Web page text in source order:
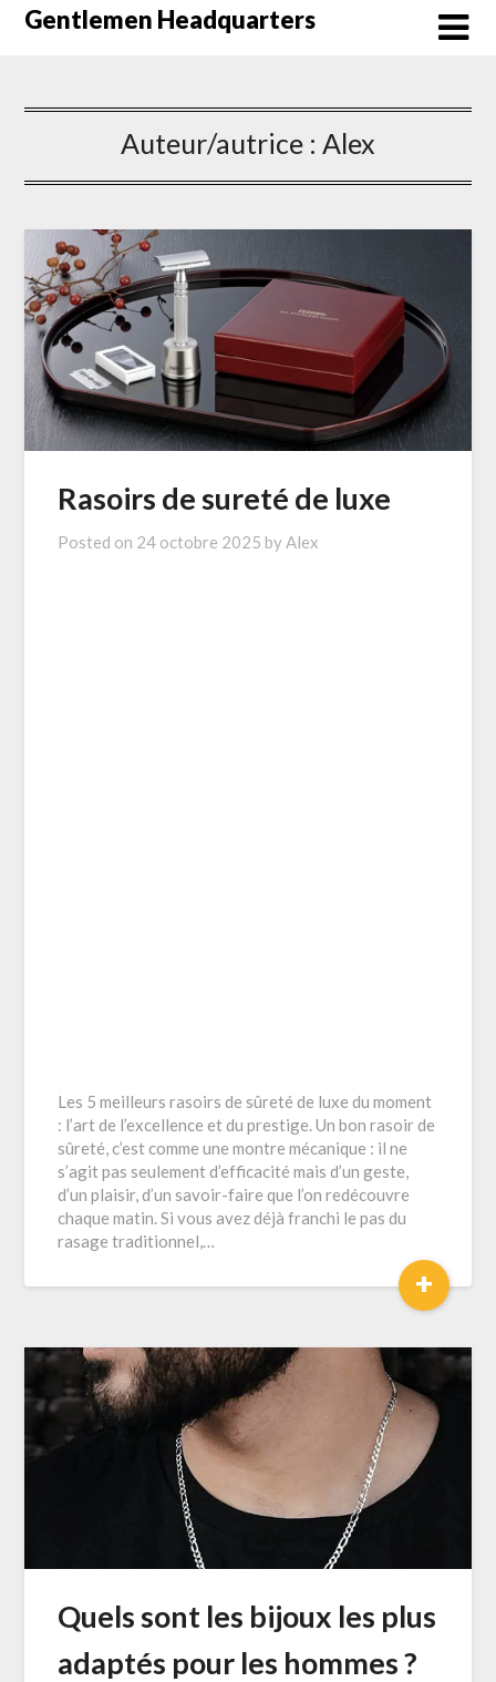
SkipGentlemen Headquarters
Auteur/autrice : Alex
Rasoirs de sureté de luxe
Posted on 24 octobre 2025 byAlex
Les 5 meilleurs rasoirs de sûreté de luxe du moment
: l’art de l’excellence et du prestige. Un bon rasoir de
sûreté, c’est comme une montre mécanique : il ne
s’agit pas seulement d’efficacité mais d’un geste,
d’un plaisir, d’un savoir-faire que l’on redécouvre
chaque matin. Si vous avez déjà franchi le pas du
rasage traditionnel,…
+
Quels sont les bijoux les plus
adaptés pour les hommes ?